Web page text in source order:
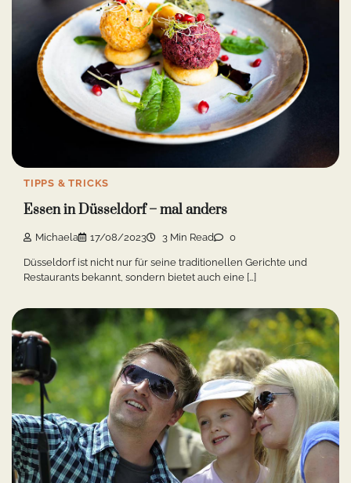
TIPPS & TRICKS
Essen in Düsseldorf – mal anders
Michaela 17/08/2023 3 Min Read 0
Düsseldorf ist nicht nur für seine traditionellen Gerichte und
Restaurants bekannt, sondern bietet auch eine […]